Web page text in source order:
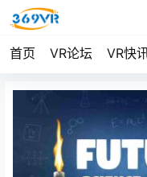
首页 VR论坛 VR快